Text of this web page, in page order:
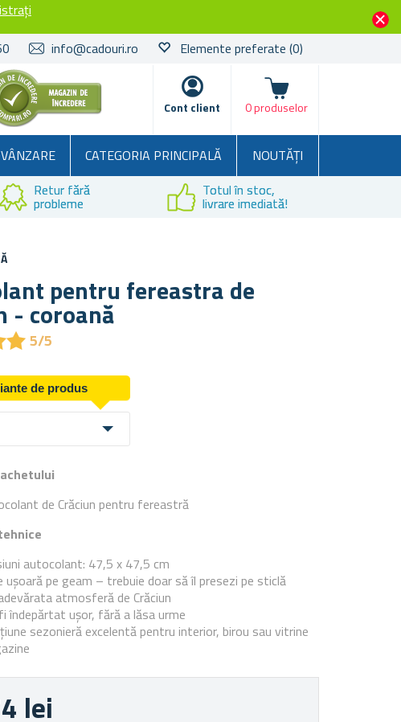
info@cadouri.ro Elemente preferate (0)
Cont client
Coșul
0 produselor
CATEGORIA PRINCIPALĂ
NOUTĂȚI
Retur fără
probleme
Totul în stoc,
livrare imediată!
pentru fereastra de
- coroană
★
★5/5
de produs
de Crăciun pentru fereastră
autocolant: 47,5 x 47,5 cm
ușoară pe geam – trebuie doar să îl presezi pe sticlă
atmosferă de Crăciun
îndepărtat ușor, fără a lăsa urme
sezonieră excelentă pentru interior, birou sau vitrine
lei